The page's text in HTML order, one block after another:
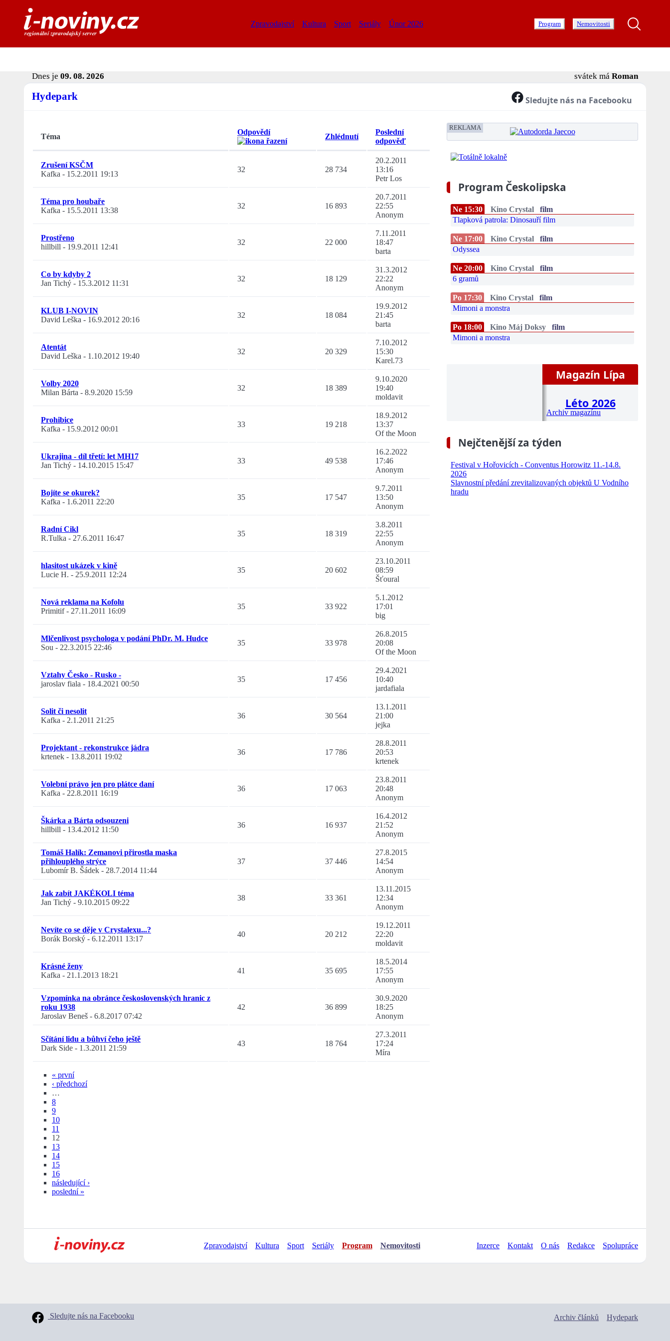
Zpravodajství Kultura Sport Seriály Únor 2026 Program Nemovitosti
Dnes je 09. 08. 2026 svátek má Roman
Hydepark Sledujte nás na Facebooku
Téma
Odpovědí
Zhlédnutí
Poslední
odpověď
Zrušení KSČM
Kafka - 15.2.2011 19:13
32 28 734
20.2.2011
13:16
Petr Los
Téma pro houbaře
Kafka - 15.5.2011 13:38
32 16 893
20.7.2011
22:55
Anonym
Prostřeno
hillbill - 19.9.2011 12:41
32 22 000
7.11.2011
18:47
barta
Co by kdyby 2
Jan Tichý - 15.3.2012 11:31
32 18 129
31.3.2012
22:22
Anonym
KLUB I-NOVIN
David Leška - 16.9.2012 20:16
32 18 084
19.9.2012
21:45
barta
Atentát
David Leška - 1.10.2012 19:40
32 20 329
7.10.2012
15:30
Karel.73
Volby 2020
Milan Bárta - 8.9.2020 15:59
32 18 389
9.10.2020
19:40
moldavit
Prohibice
Kafka - 15.9.2012 00:01
33 19 218
18.9.2012
13:37
Of the Moon
Ukrajina - díl třetí: let MH17
Jan Tichý - 14.10.2015 15:47
33 49 538
16.2.2022
17:46
Anonym
Bojíte se okurek?
Kafka - 1.6.2011 22:20
35 17 547
9.7.2011
13:50
Anonym
Radní Cikl
R.Tulka - 27.6.2011 16:47
35 18 319
3.8.2011
22:55
Anonym
hlasitost ukázek v kině
Lucie H. - 25.9.2011 12:24
35 20 602
23.10.2011
08:59
Šťoural
Nová reklama na Kofolu
Primitif- 27.11.2011 16:09
35 33 922
5.1.2012
17:01
big
Mlčenlivost psychologa v podání PhDr. M. Hudce
Sou - 22.3.2015 22:46
35 33 978
26.8.2015
20:08
Of the Moon
Vztahy Česko - Rusko -
jaroslav fiala - 18.4.2021 00:50
35 17 456
29.4.2021
10:40
jardafiala
Solit či nesolit
Kafka - 2.1.2011 21:25
36 30 564
13.1.2011
21:00
jejka
Projektant - rekonstrukce jádra
krtenek - 13.8.2011 19:02
36 17 786
28.8.2011
20:53
krtenek
Volební právo jen pro plátce daní
Kafka - 22.8.2011 16:19
36 17 063
23.8.2011
20:48
Anonym
Škárka a Bárta odsouzeni
hillbill - 13.4.2012 11:50
36 16 937
16.4.2012
21:52
Anonym
Tomáš Halík: Zemanovi přirostla maska
přihlouplého strýce
Lubomír B. Šádek - 28.7.2014 11:44
37 37 446
27.8.2015
14:54
Anonym
Jak zabít JAKÉKOLI téma
Jan Tichý - 9.10.2015 09:22
38 33 361
13.11.2015
12:34
Anonym
Nevíte co se děje v Crystalexu...?
Borák Borský - 6.12.2011 13:17
40 20 212
19.12.2011
22:20
moldavit
Krásné ženy
Kafka - 21.1.2013 18:21
41 35 695
18.5.2014
17:55
Anonym
Vzpomínka na obránce československých hranic z
roku 1938
Jaroslav Beneš - 6.8.2017 07:42
42 36 899
30.9.2020
18:25
Anonym
Sčítání lidu a bůhví čeho ještě
Dark Side - 1.3.2011 21:59
43 18 764
27.3.2011
17:24
Míra
« první
‹ předchozí
…
8
9
10
11
12
13
14
15
16
následující ›
poslední »
REKLAMA
Program Českolipska
Ne 15:30 Kino Crystal
film
Tlapková patrola: Dinosauří film
Ne 17:00 Kino Crystal
film
Odyssea
Ne 20:00 Kino Crystal
film
6 gramů
Po 17:30 Kino Crystal
film
Mimoni a monstra
Po 18:00 Kino Máj Doksy
film
Mimoni a monstra
Magazín Lípa
Léto 2026
Archiv magazínu
Nejčtenější za týden
Festival v Hořovicích - Conventus Horowitz 11.-14.8.
2026
Slavnostní předání zrevitalizovaných objektů U Vodního
hradu
Zpravodajství Kultura Sport Seriály Program Nemovitosti Inzerce Kontakt O nás Redakce Spolupráce
Sledujte nás na Facebooku Archiv článků Hydepark